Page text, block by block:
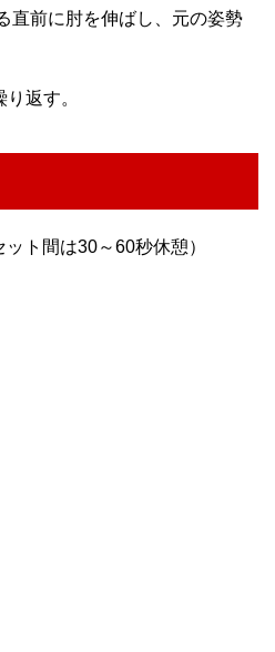
直前に肘を伸ばし、元の姿勢
返す。
ト間は30～60秒休憩）